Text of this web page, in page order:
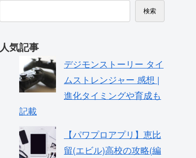
検索
人気記事
デジモンストーリー タイ
ムストレンジャー 感想 |
進化タイミングや育成も
記載
【パワプロアプリ】恵比
留(エビル)高校の攻略(編